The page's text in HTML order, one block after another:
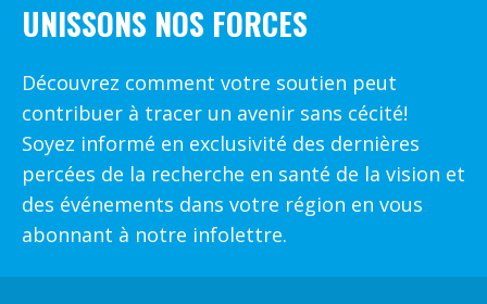
UNISSONS NOS FORCES
Découvrez comment votre soutien peut
contribuer à tracer un avenir sans cécité!
Soyez informé en exclusivité des dernières
percées de la recherche en santé de la vision et
des événements dans votre région en vous
abonnant à notre infolettre.